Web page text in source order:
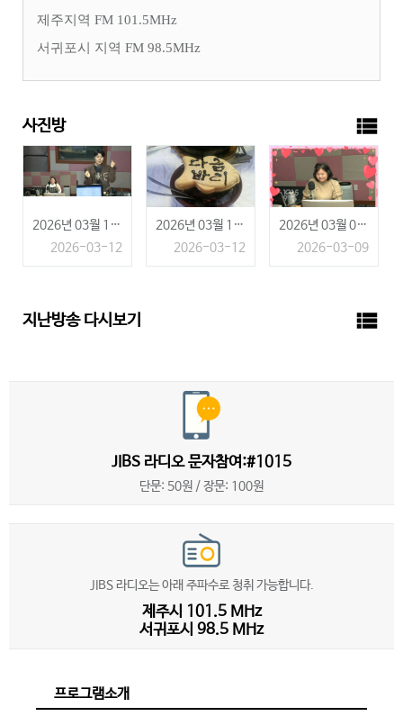
프로그램소개
제주지역 FM 101.5MHz
서귀포시 지역 FM 98.5MHz
사진방 view_list
2026년 03월 12일 (목)
2026-03-12
2026년 03월 12일 (목)
2026-03-12
2026년 03월 09일 (월)
2026-03-09
지난방송 다시보기 view_list
JIBS 라디오 문자참여:#1015
단문: 50원 / 장문: 100원
JIBS 라디오는 아래 주파수로 청취 가능합니다.
제주시 101.5 MHz
서귀포시 98.5 MHz